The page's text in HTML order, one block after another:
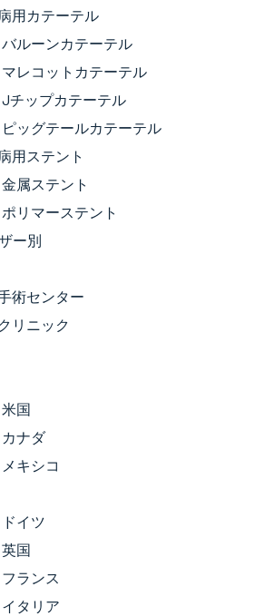
用カテーテル
バルーンカテーテル
マレコットカテーテル
Jチップカテーテル
ピッグテールカテーテル
用ステント
金属ステント
ポリマーステント
ー別
術センター
リニック
米国
カナダ
メキシコ
ドイツ
英国
フランス
イタリア